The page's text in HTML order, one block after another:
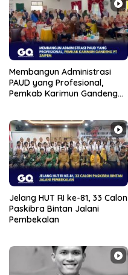
Membangun Administrasi
PAUD yang Profesional,
Pemkab Karimun Gandeng
Jelang HUT RI ke-81, 33 Calon
Paskibra Bintan Jalani
Pembekalan